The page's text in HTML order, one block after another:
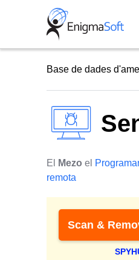
Base de dades
El Mezo el
remota
Scan &